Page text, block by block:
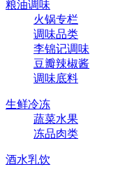
粮油调味
火锅专栏
调味品类
李锦记调味
豆瓣辣椒酱
调味底料
生鲜冷冻
蔬菜水果
冻品肉类
酒水乳饮